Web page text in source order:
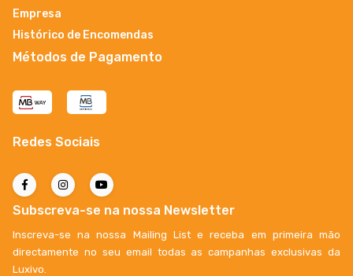
Empresa
Histórico de Encomendas
Métodos de Pagamento
Redes Sociais
Subscreva-se na nossa Newsletter
Inscreva-se na nossa Mailing List e receba em primeira mão
directamente no seu email todas as campanhas exclusivas da
Luxivo.